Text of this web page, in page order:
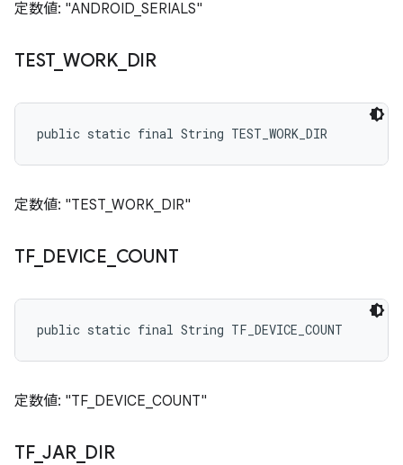
定数値: "ANDROID_SERIALS"
TEST_ WORK_ DIR
public static final String TEST_WORK_DIR
定数値: "TEST_WORK_DIR"
TF_ DEVICE COUNT
public static final String TF_DEVICE_COUNT
定数値: "TF_DEVICE_COUNT"
TF_JAR_ DIR